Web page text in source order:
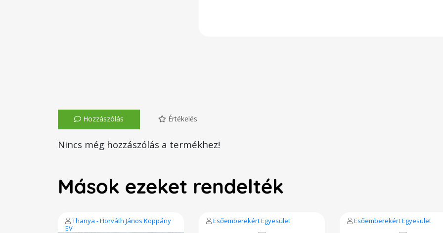
Hozzászólás Értékelés
Nincs még hozzászólás a termékhez!
Mások ezeket rendelték
Thanya - Horváth János Koppány
EV
Esőemberekért Egyesület Esőemberekért Egyesület